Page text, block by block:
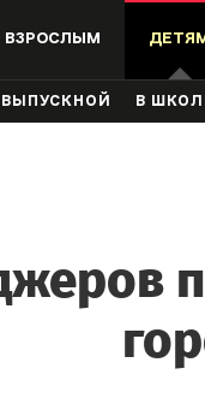
ВЗРОСЛЫМ ДЕТЯМ
ВЫПУСКНОЙ В